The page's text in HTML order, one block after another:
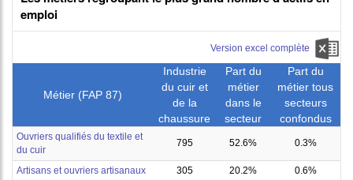
emploi